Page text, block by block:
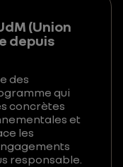
(Union
depuis
des
qui
concrètes
et
les
responsable.